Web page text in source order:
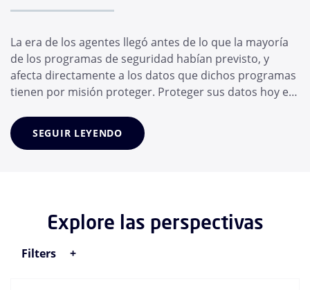
La era de los agentes llegó antes de lo que la mayoría
de los programas de seguridad habían previsto, y
afecta directamente a los datos que dichos programas
tienen por misión proteger. Proteger sus datos hoy en
confía su personal, y no solo a las propias personas. En
cuestión de meses, el empleado medio ha adoptado
SEGUIR LEYENDO
Explore las perspectivas
Filters